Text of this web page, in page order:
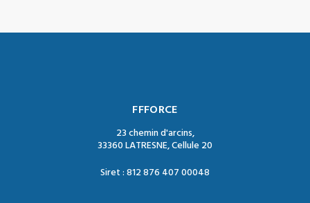
FFFORCE
23 chemin d'arcins,
33360 LATRESNE, Cellule 20
Siret : 812 876 407 00048